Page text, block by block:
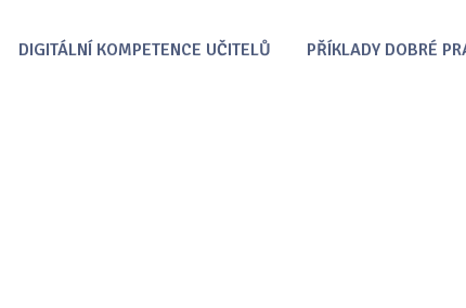
DIGITÁLNÍ KOMPETENCE UČITELŮ PŘÍKLADY DOBRÉ